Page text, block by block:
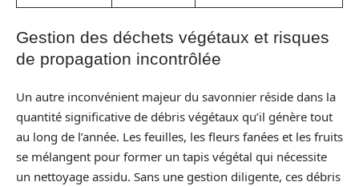
Gestion des déchets végétaux et risques
de propagation incontrôlée
Un autre inconvénient majeur du savonnier réside dans la
quantité significative de débris végétaux qu’il génère tout
au long de l’année. Les feuilles, les fleurs fanées et les fruits
se mélangent pour former un tapis végétal qui nécessite
un nettoyage assidu. Sans une gestion diligente, ces débris